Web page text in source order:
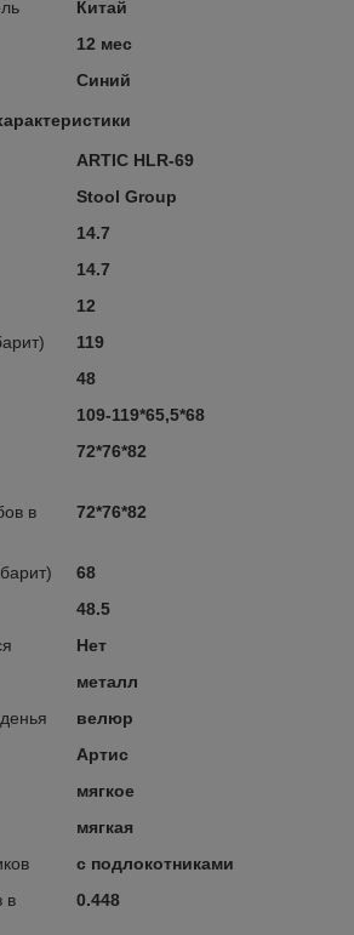
Китай
12 мес
Синий
ARTIC HLR-69
Stool Group
14.7
14.7
12
119
48
109-119*65,5*68
72*76*82
в
72*76*82
68
48.5
Нет
металл
велюр
Артис
мягкое
мягкая
с подлокотниками
в
0.448